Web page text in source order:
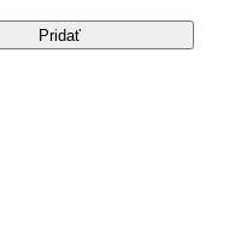
Pridať